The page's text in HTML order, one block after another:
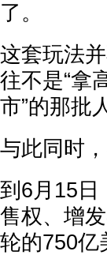
了。
这套玩法
往不是“拿
市”的那批
与此同时
到6月15日
售权、增
轮的750亿